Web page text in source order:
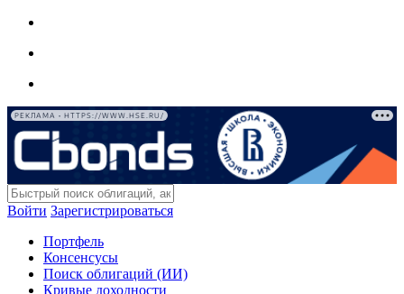
РЕКЛАМА • HTTPS://WWW.HSE.RU/
Войти Зарегистрироваться
Портфель
Консенсусы
Поиск облигаций (ИИ)
Кривые доходности